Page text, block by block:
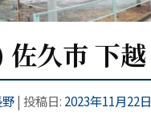
久市 下越
| 投稿日: 2023年11月22日